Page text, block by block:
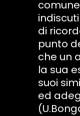
di
punto
che un
la sua
suoi
ed